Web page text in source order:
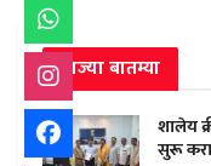
ताज्या बातम्या
शालेय
सुरू करा